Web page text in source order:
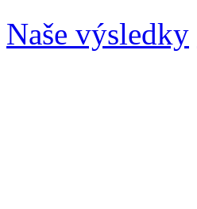
Naše výsledky